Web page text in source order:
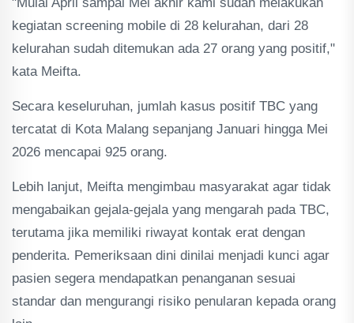
kegiatan screening mobile di 28 kelurahan, dari 28
kelurahan sudah ditemukan ada 27 orang yang positif,"
kata Meifta.
Secara keseluruhan, jumlah kasus positif TBC yang
tercatat di Kota Malang sepanjang Januari hingga Mei
2026 mencapai 925 orang.
Lebih lanjut, Meifta mengimbau masyarakat agar tidak
mengabaikan gejala-gejala yang mengarah pada TBC,
terutama jika memiliki riwayat kontak erat dengan
penderita. Pemeriksaan dini dinilai menjadi kunci agar
pasien segera mendapatkan penanganan sesuai
standar dan mengurangi risiko penularan kepada orang